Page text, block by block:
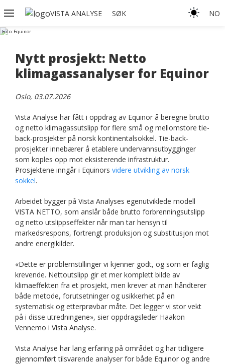
VISTA ANALYSE SØK NO
Foto: Equinor
Nytt prosjekt: Netto
klimagassanalyser for Equinor
Oslo, 03.07.2026
Vista Analyse har fått i oppdrag av Equinor å beregne brutto
og netto klimagassutslipp for flere små og mellomstore tie-
back-prosjekter på norsk kontinentalsokkel. Tie-back-
prosjekter innebærer å etablere undervannsutbygginger
som koples opp mot eksisterende infrastruktur.
Prosjektene inngår i Equinors videre utvikling av norsk
sokkel.
Arbeidet bygger på Vista Analyses egenutviklede modell
VISTA NETTO, som anslår både brutto forbrenningsutslipp
og netto utslippseffekter når man tar hensyn til
markedsrespons, fortrengt produksjon og substitusjon mot
andre energikilder.
«Dette er problemstillinger vi kjenner godt, og som er faglig
krevende. Nettoutslipp gir et mer komplett bilde av
klimaeffekten fra et prosjekt, men krever at man håndterer
både metode, forutsetninger og usikkerhet på en
systematisk og etterprøvbar måte. Det legger vi stor vekt
på i disse utredningene», sier oppdragsleder Haakon
Vennemo i Vista Analyse.
Vista Analyse har lang erfaring på området og har tidligere
gjennomført tilsvarende analyser for både Equinor og andre